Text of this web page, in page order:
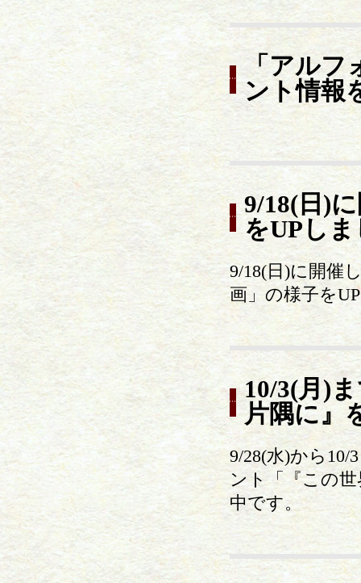
「アルフ
ント情報
9/18(日)
をUPし
9/18(日)に開催
画」の様子を
10/3(月)
片隅に』
9/28(水)から
ント「『この
中です。